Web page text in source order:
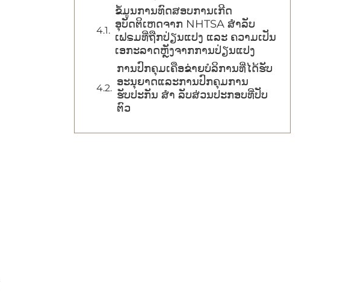
ຂໍ້ມູນການທົດສອບການເກີດ
ອຸບັດຕິເຫດຈາກ NHTSA ສຳລັບ
ເຟຣມທີ່ຖືກປ່ຽນແປງ ແລະ ຄວາມເປັນ
ເອກະລາດຫຼັງຈາກການປ່ຽນແປງ
ການປົກຄຸມເຄືອຂ່າຍບໍລິການທີ່ໄດ້ຮັບ
ອະນຸຍາດແລະການປົກຄຸມການ
ຮັບປະກັນ ສໍາ ລັບສ່ວນປະກອບທີ່ປັບ
ຕົວ